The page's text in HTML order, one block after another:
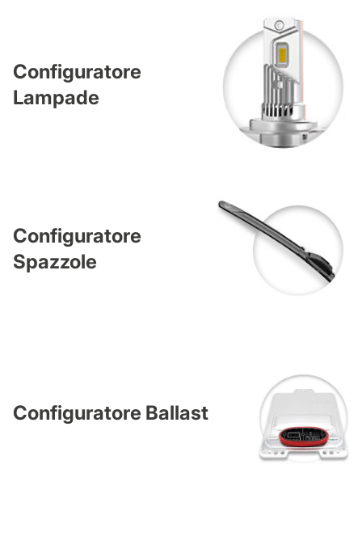
Configuratore
Lampade
Configuratore
Spazzole
Configuratore Ballast